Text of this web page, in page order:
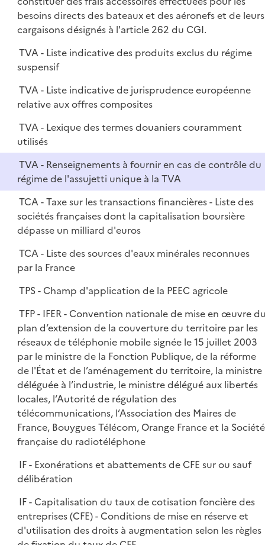
besoins directs des bateaux et des aéronefs et de leurs
cargaisons désignés à l'article 262 du CGI.
TVA - Liste indicative des produits exclus du régime
suspensif
TVA - Liste indicative de jurisprudence européenne
relative aux offres composites
TVA - Lexique des termes douaniers couramment
utilisés
TVA - Renseignements à fournir en cas de contrôle du
régime de l'assujetti unique à la TVA
TCA - Taxe sur les transactions financières - Liste des
sociétés françaises dont la capitalisation boursière
dépasse un milliard d'euros
TCA - Liste des sources d'eaux minérales reconnues
par la France
TPS - Champ d'application de la PEEC agricole
TFP - IFER - Convention nationale de mise en œuvre
plan d’extension de la couverture du territoire par les
réseaux de téléphonie mobile signée le 15 juillet 2003
par le ministre de la Fonction Publique, de la réforme
de l'État et de l’aménagement du territoire, la ministre
déléguée à l’industrie, le ministre délégué aux libertés
locales, l’Autorité de régulation des
télécommunications, l’Association des Maires de
France, Bouygues Télécom, Orange France et la Société
française du radiotéléphone
IF - Exonérations et abattements de CFE sur ou sauf
délibération
IF - Capitalisation du taux de cotisation foncière des
entreprises (CFE) - Conditions de mise en réserve et
d'utilisation des droits à augmentation selon les règles